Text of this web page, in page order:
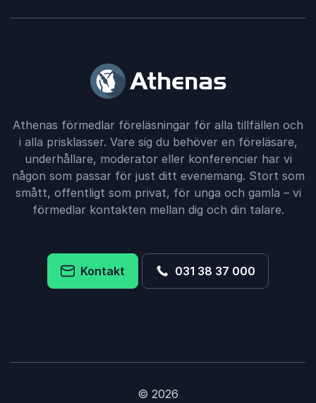
Athenas förmedlar föreläsningar för alla tillfällen och
i alla prisklasser. Vare sig du behöver en föreläsare,
underhållare, moderator eller konferencier har vi
någon som passar för just ditt evenemang. Stort som
smått, offentligt som privat, för unga och gamla – vi
förmedlar kontakten mellan dig och din talare.
Kontakt 031 38 37 000
© 2026